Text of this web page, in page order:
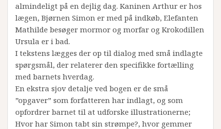
almindeligt på en dejlig dag. Kaninen Arthur er hos
lægen, Bjørnen Simon er med på indkøb, Elefanten
Mathilde besøger mormor og morfar og Krokodillen
Ursula er i bad.
I tekstens lægges der op til dialog med små indlagte
spørgsmål, der relaterer den specifikke fortælling
med barnets hverdag.
En ekstra sjov detalje ved bogen er de små
”opgaver” som forfatteren har indlagt, og som
opfordrer barnet til at udforske illustrationerne;
Hvor har Simon tabt sin strømpe?, hvor gemmer